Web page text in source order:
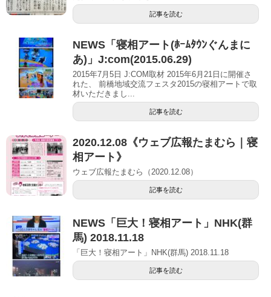
記事を読む
NEWS「寝相アート(ﾎｰﾑﾀｳﾝぐんまに
あ)」J:com(2015.06.29)
2015年7月5日 J:COM取材 2015年6月21日に開催さ
れた、 前橋地域交流フェスタ2015の寝相アートで取
材いただきまし...
記事を読む
2020.12.08《ウェブ広報たまむら｜寝
相アート》
ウェブ広報たまむら（2020.12.08）
記事を読む
NEWS「巨大！寝相アート」NHK(群
馬) 2018.11.18
「巨大！寝相アート」NHK(群馬) 2018.11.18
記事を読む